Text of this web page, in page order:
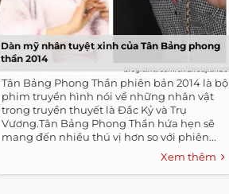
Dàn mỹ nhân tuyệt xinh của Tân Bảng phong
thần 2014
Tân Bảng Phong Thần phiên bản 2014 là bộ
phim truyền hình nói về những nhân vật
trong truyền thuyết là Đắc Kỷ và Trụ
Vương.Tân Bảng Phong Thần hứa hẹn sẽ
mang đến nhiều thú vị hơn so với phiên...
Xem thêm